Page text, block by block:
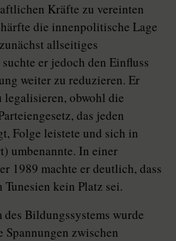
Kräfte zu vereinten
die innenpolitische Lage
allseitiges
er jedoch den Einfluss
weiter zu reduzieren. Er
obwohl die
das jeden
Folge leistete und sich in
umbenannte. In einer
1989 machte er deutlich, dass
kein Platz sei.
Bildungssystems wurde
Spannungen zwischen